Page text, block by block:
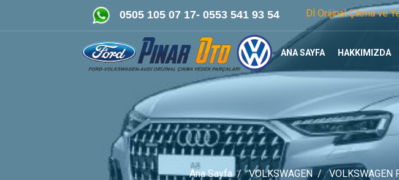
0505 105 07 17- 0553 541 93 54
FORD-VOLKSWAGEN- AUDİ Orijinal Çıkma ve Yeni
ANA SAYFA HAKKIMIZDA
Ana Sayfa VOLKSWAGEN VOLKSWAGEN